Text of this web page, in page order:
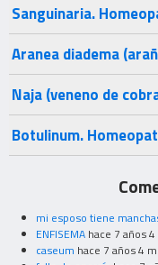
Sanguinaria.
Aranea diadema
Naja (veneno de
Botulinum.
mi esposo tiene
ENFISEMA hace 7 años
caseum hace 7 años 4